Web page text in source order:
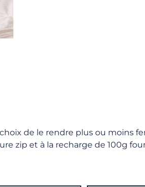
de le rendre plus ou moins
zip et à la recharge de 100g